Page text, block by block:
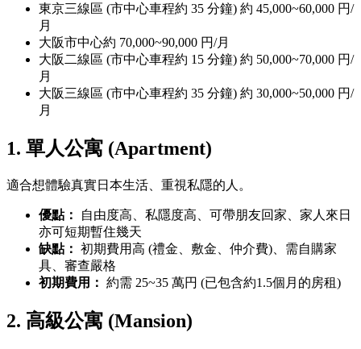
東京三線區 (市中心車程約 35 分鐘) 約 45,000~60,000 円/
月
大阪市中心約 70,000~90,000 円/月
大阪二線區 (市中心車程約 15 分鐘) 約 50,000~70,000 円/
月
大阪三線區 (市中心車程約 35 分鐘) 約 30,000~50,000 円/
月
1. 單人公寓 (Apartment)
適合想體驗真實日本生活、重視私隱的人。
優點：
自由度高、私隱度高、可帶朋友回家、家人來日
亦可短期暫住幾天
缺點： 初期費用高 (禮金、敷金、仲介費)、需自購家
具、審查嚴格
初期費用： 約需 25~35 萬円 (已包含約1.5個月的房租)
2. 高級公寓 (Mansion)